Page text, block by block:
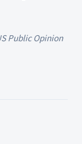
Public Opinion